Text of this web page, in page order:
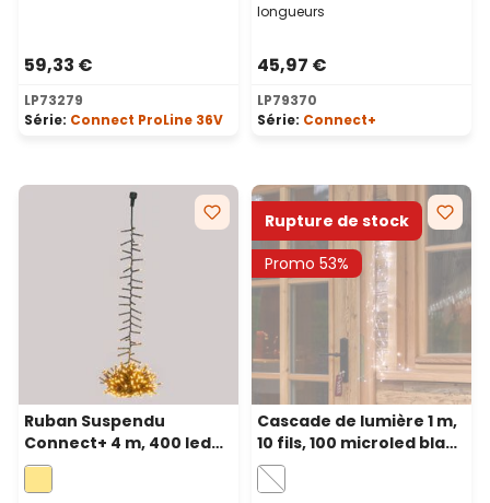
59,33 €
LP73279
Série: Connect ProLine 36V
longueurs
45,97 €
LP79370
Série: Connect+
Ruban Suspendu
Connect+ 4 m, 400 led
blanc chaud, câble vert
Rupture de stock
Promo 53%
Cascade de lumière 1 m,
10 fils, 100 microled blanc
froid, câble métal
argenté